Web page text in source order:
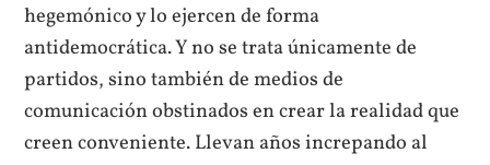
hegemónico y lo ejercen de forma
antidemocrática. Y no se trata únicamente de
partidos, sino también de medios de
comunicación obstinados en crear la realidad que
creen conveniente. Llevan años increpando al